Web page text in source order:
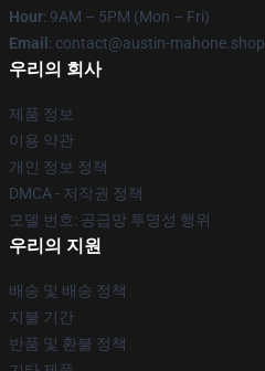
Hour: 9AM – 5PM (Mon – Fri)
Email : contact@austin-mahone.shop
우리의 회사
제품 정보
이용 약관
개인 정보 정책
DMCA - 저작권 정책
모델 번호: 공급망 투명성 행위
우리의 지원
배송 및 배송 정책
지불 기간
반품 및 환불 정책